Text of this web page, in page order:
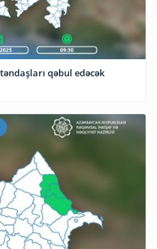
qəbul edəcək